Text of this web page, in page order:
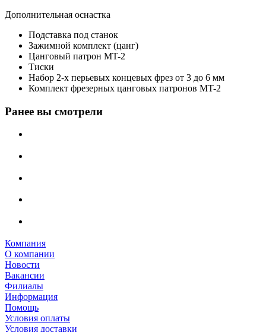
Дополнительная оснастка
Подставка под станок
Зажимной комплект (цанг)
Цанговый патрон MT-2
Тиски
Набор 2-х перьевых концевых фрез от 3 до 6 мм
Комплект фрезерных цанговых патронов MT-2
Ранее вы смотрели
Компания
О компании
Новости
Вакансии
Филиалы
Информация
Помощь
Условия оплаты
Условия доставки